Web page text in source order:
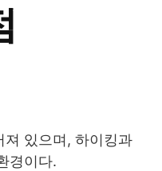
져 있으며, 하이킹과
경이다.